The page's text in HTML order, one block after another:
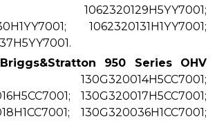
1062320131H1YY7001;
950 Series OHV
130G320017H5CC7001;
130G320036H1CC7001;